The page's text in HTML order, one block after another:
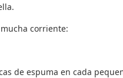
corriente:
de espuma en cada